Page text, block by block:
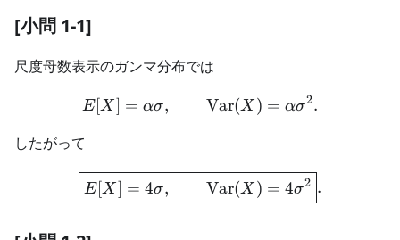
[小問 1-1]
尺度母数表示のガンマ分布では
E [X] = ασ, Var(X ) = ασ2.
したがって
E[X] = 4σ, Var(X ) = 4σ2 .